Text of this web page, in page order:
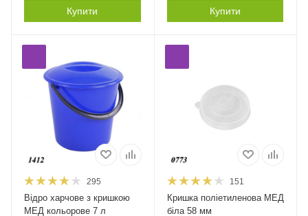
Купити Купити
295
Відро харчове з кришкою
МЕД кольорове 7 л
151
Кришка поліетиленова МЕД
біла 58 мм